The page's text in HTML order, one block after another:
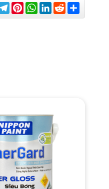
Telegram
Pinterest
WhatsApp
LinkedIn
Reddit